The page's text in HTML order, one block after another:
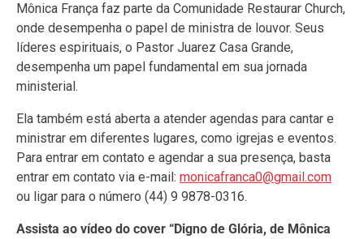
Mônica França faz parte da Comunidade Restaurar Church,
onde desempenha o papel de ministra de louvor. Seus
líderes espirituais, o Pastor Juarez Casa Grande,
desempenha um papel fundamental em sua jornada
ministerial.
Ela também está aberta a atender agendas para cantar e
ministrar em diferentes lugares, como igrejas e eventos.
Para entrar em contato e agendar a sua presença, basta
entrar em contato via e-mail: monicafranca0@gmail.com
ou ligar para o número (44) 9 9878-0316.
Assista ao vídeo do cover “Digno de Glória, de Mônica